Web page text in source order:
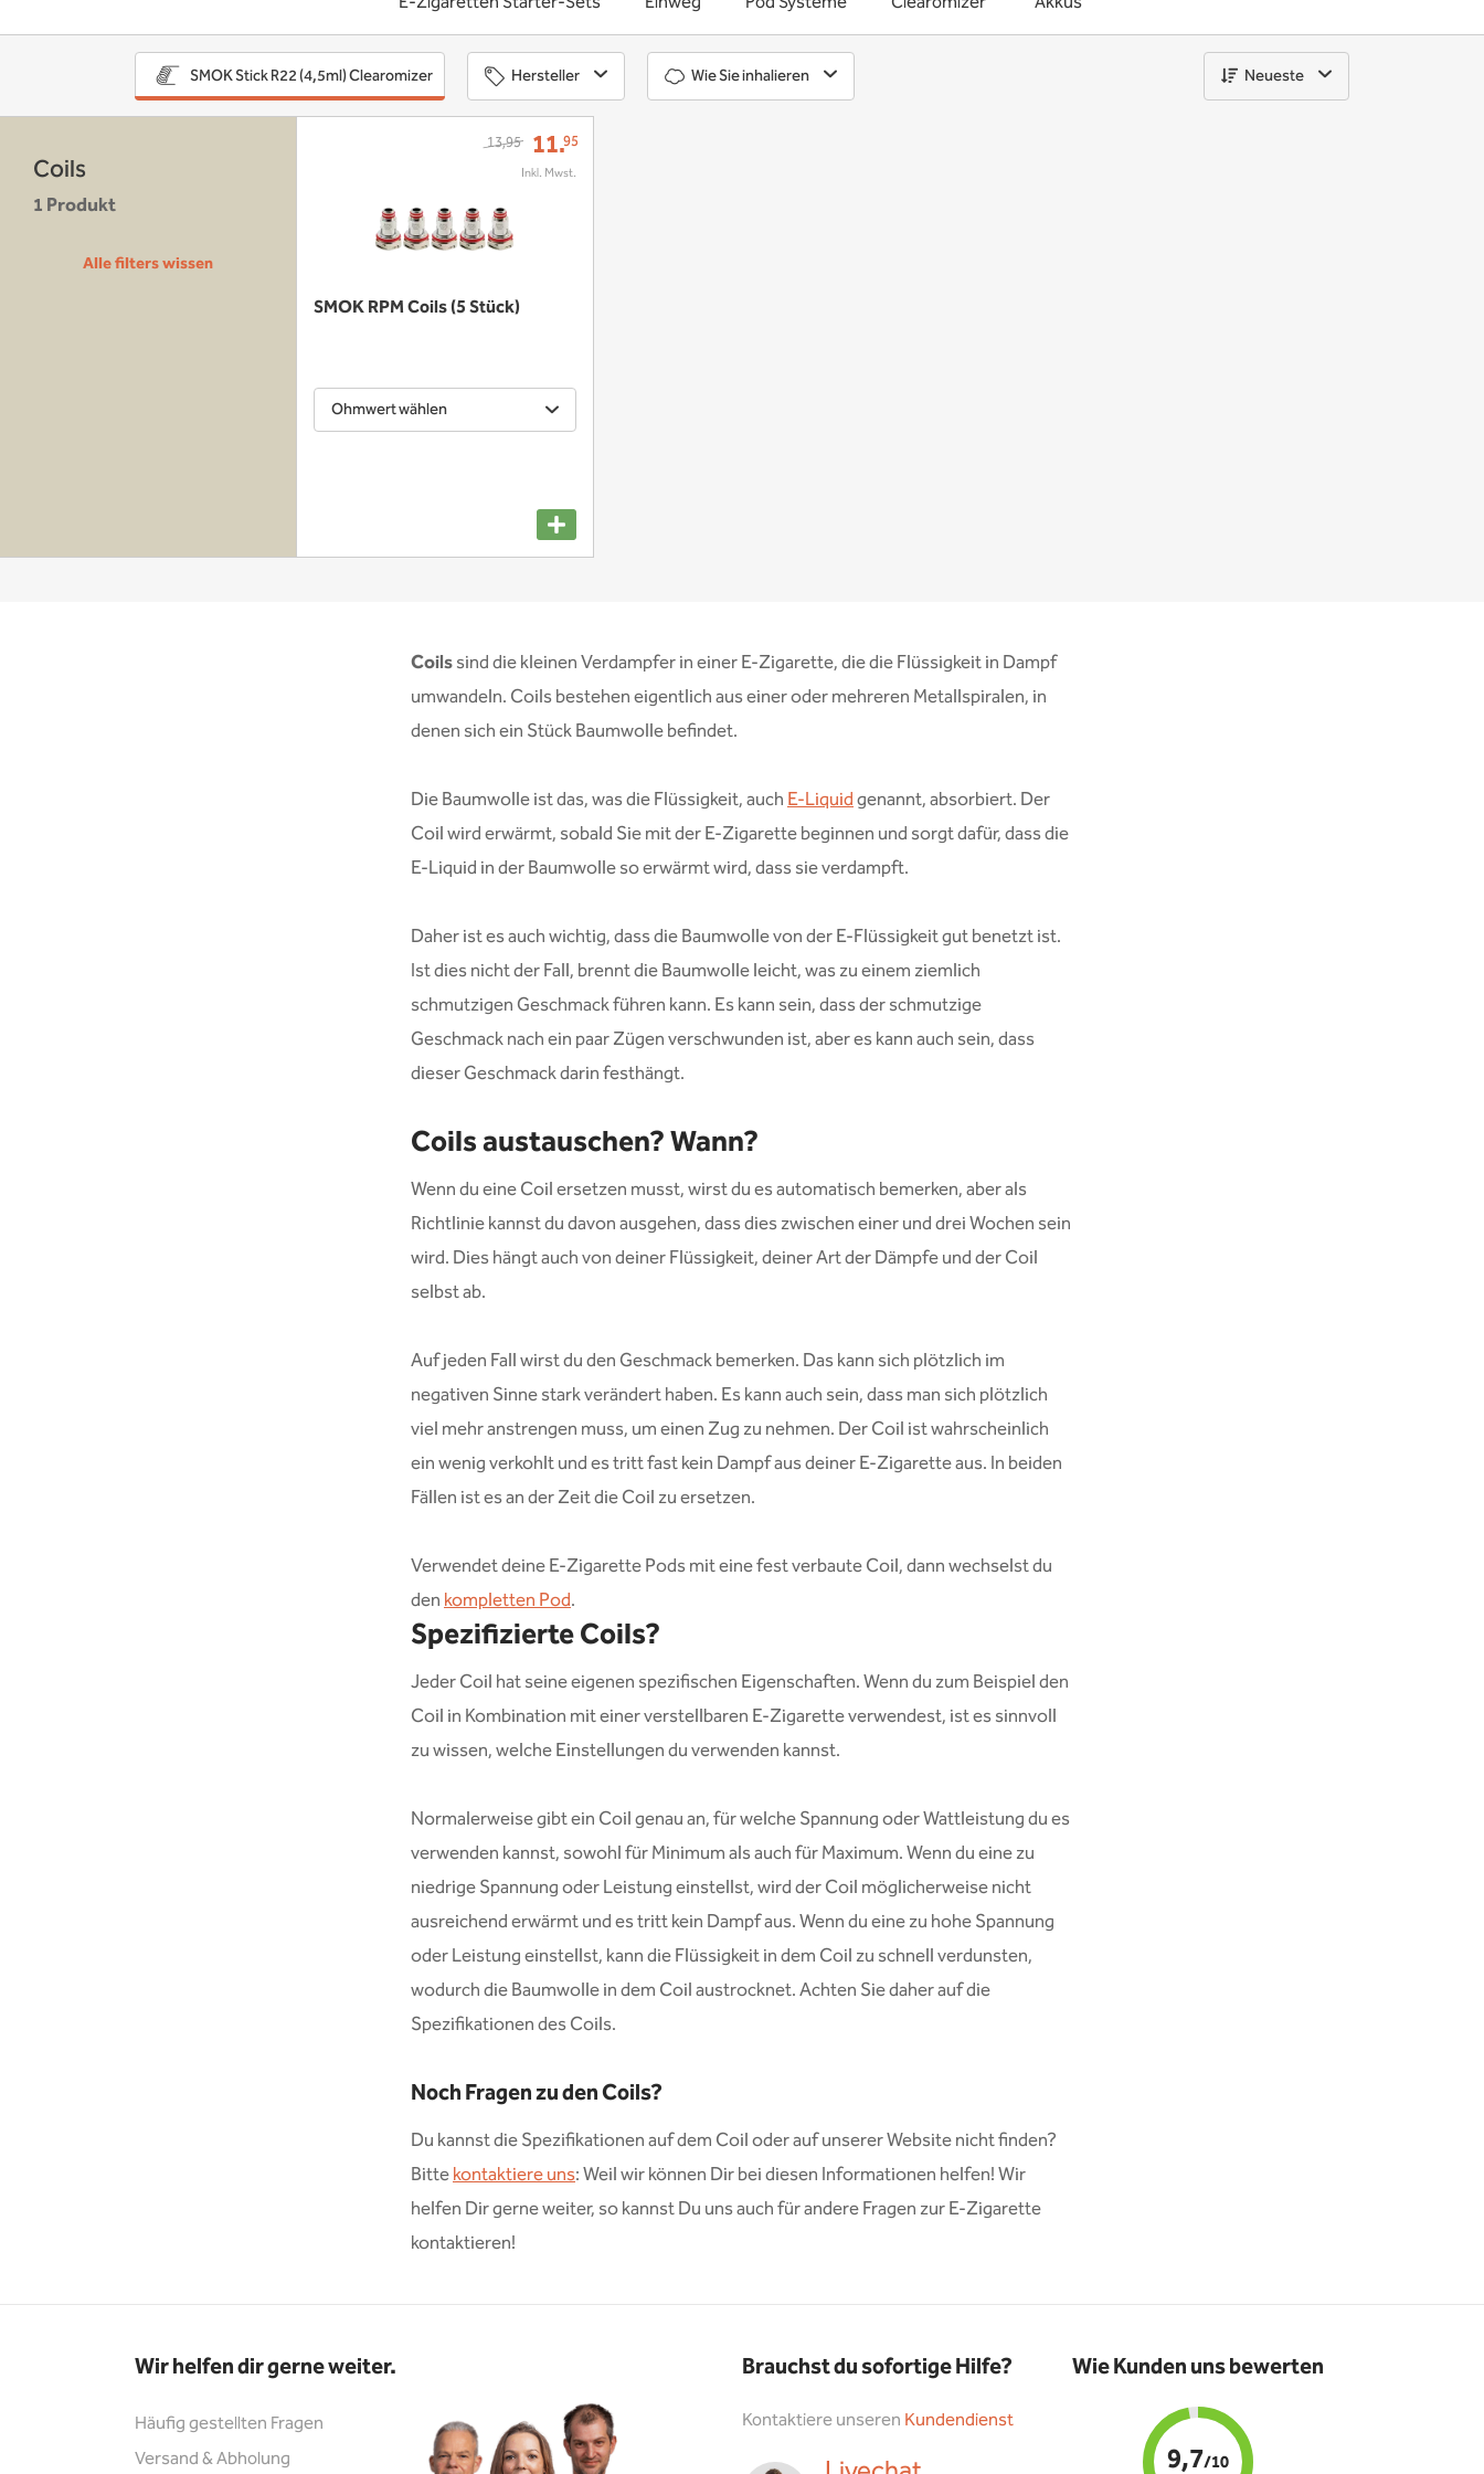
SMOK Stick R22 (4,5ml) Clearomizer Hersteller Wie Sie inhalieren Neueste
Coils
1 Produkt
Alle filters wissen
13,95 11.95
SMOK RPM Coils (5 Stück)
Ohmwert wählen
Coilssind die kleinen Verdampfer in einer E-Zigarette, die die Flüssigkeit in Dampf
umwandeln. Coils bestehen eigentlich aus einer oder mehreren Metallspiralen, in
denen sich ein Stück Baumwolle befindet.
Die Baumwolle ist das, was die Flüssigkeit, auchE-Liquidgenannt, absorbiert. Der
Coil wird erwärmt, sobald Sie mit der E-Zigarette beginnen und sorgt dafür, dass die
E-Liquid in der Baumwolle so erwärmt wird, dass sie verdampft.
Daher ist es auch wichtig, dass die Baumwolle von der E-Flüssigkeit gut benetzt ist.
Ist dies nicht der Fall, brennt die Baumwolle leicht, was zu einem ziemlich
schmutzigen Geschmack führen kann. Es kann sein, dass der schmutzige
Geschmack nach ein paar Zügen verschwunden ist, aber es kann auch sein, dass
dieser Geschmack darin festhängt.
Coils austauschen? Wann?
Wenn du eine Coil ersetzen musst, wirst du es automatisch bemerken, aber als
Richtlinie kannst du davon ausgehen, dass dies zwischen einer und drei Wochen sein
wird. Dies hängt auch von deiner Flüssigkeit, deiner Art der Dämpfe und der Coil
selbst ab.
Auf jeden Fall wirst du den Geschmack bemerken. Das kann sich plötzlich im
negativen Sinne stark verändert haben. Es kann auch sein, dass man sich plötzlich
viel mehr anstrengen muss, um einen Zug zu nehmen. Der Coil ist wahrscheinlich
ein wenig verkohlt und es tritt fast kein Dampf aus deiner E-Zigarette aus. In beiden
Fällen ist es an der Zeit die Coil zu ersetzen.
Verwendet deine E-Zigarette Pods mit eine fest verbaute Coil, dann wechselst du
denkompletten Pod.
Spezifizierte Coils?
Jeder Coil hat seine eigenen spezifischen Eigenschaften. Wenn du zum Beispiel den
Coil in Kombination mit einer verstellbaren E-Zigarette verwendest, ist es sinnvoll
zu wissen, welche Einstellungen du verwenden kannst.
Normalerweise gibt ein Coil genau an, für welche Spannung oder Wattleistung du es
verwenden kannst, sowohl für Minimum als auch für Maximum. Wenn du eine zu
niedrige Spannung oder Leistung einstellst, wird der Coil möglicherweise nicht
ausreichend erwärmt und es tritt kein Dampf aus. Wenn du eine zu hohe Spannung
oder Leistung einstellst, kann die Flüssigkeit in dem Coil zu schnell verdunsten,
wodurch die Baumwolle in dem Coil austrocknet. Achten Sie daher auf die
Spezifikationen des Coils.
Noch Fragen zu den Coils?
Du kannst die Spezifikationen auf dem Coil oder auf unserer Website nicht finden?
Bittekontaktiere uns: Weil wir können Dir bei diesen Informationen helfen! Wir
helfen Dir gerne weiter, so kannst Du uns auch für andere Fragen zur E-Zigarette
kontaktieren!
Wir helfen dir gerne weiter.
Häufig gestellten Fragen
Versand & Abholung
Brauchst du sofortige Hilfe?
Kontaktiere unseren Kundendienst
Wie Kunden uns bewerten
9,7/10